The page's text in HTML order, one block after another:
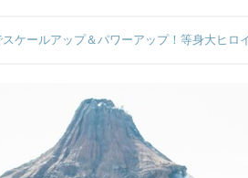
ケールアップ＆パワーアップ！等身大ヒロ